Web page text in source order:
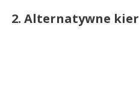
2. Alternatywne